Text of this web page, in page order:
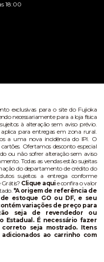
18:00
exclusivas para o site do Fujioka
necessariamente para a loja física
à alteração sem aviso prévio.
aplica para entregas em zona rural.
a uma nova incidência do IPI. O
Ofertamos desconto especial
ou não sofrer alteração sem aviso
Todas as vendas estão sujeitas
do departamento de crédito do
sujeitos a entrega conforme
Grátis? Clique aqui e confira o valor
*A origem de referência de
estoque GO ou DF, e seu
variações de preço para
seja de revendedor ou
Estadual. É necessário fazer
seja mostrado. Itens
ao carrinho com